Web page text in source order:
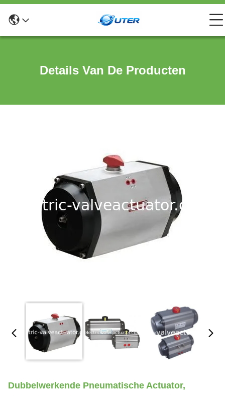
Details Van De Producten
Dubbelwerkende Pneumatische Actuator,